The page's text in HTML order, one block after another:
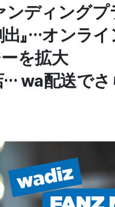
ディングプ
出』…オンラ
を拡大
wa配送で